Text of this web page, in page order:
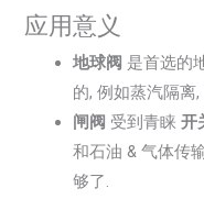
应用意义
地球阀 是首选的
的, 例如蒸汽隔离
闸阀 受到青睐开
和石油 & 气体传
够了.